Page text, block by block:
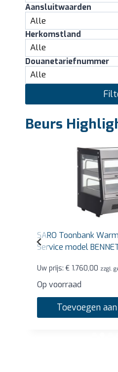
Aansluitwaarden
Herkomstland
Douanetariefnummer
Beurs
SARO Toonbank
Service model
Uw prijs: € 1.760,00 zzgl.
Op voorraad
Toevoegen